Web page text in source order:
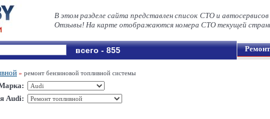
В этом разделе сайта представлен список СТО и
Отзывы! На карте отображаются номера СТО текущей
всего - 855
» ремонт бензиновой топливной системы
Audi: